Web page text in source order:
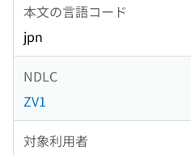
本文の言語コード
jpn
NDLC
ZV1
対象利用者